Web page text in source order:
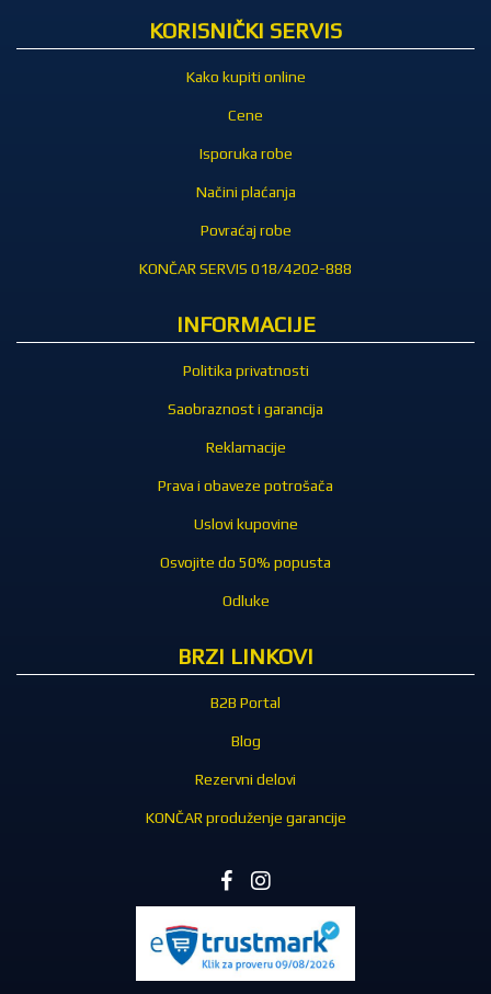
KORISNIČKI SERVIS
Kako kupiti online
Cene
Isporuka robe
Načini plaćanja
Povraćaj robe
KONČAR SERVIS 018/4202-888
INFORMACIJE
Politika privatnosti
Saobraznost i garancija
Reklamacije
Prava i obaveze potrošača
Uslovi kupovine
Osvojite do 50% popusta
Odluke
BRZI LINKOVI
B2B Portal
Blog
Rezervni delovi
KONČAR produženje garancije